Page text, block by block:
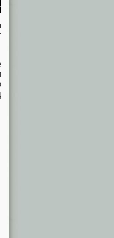
Profiles/Runtimes/